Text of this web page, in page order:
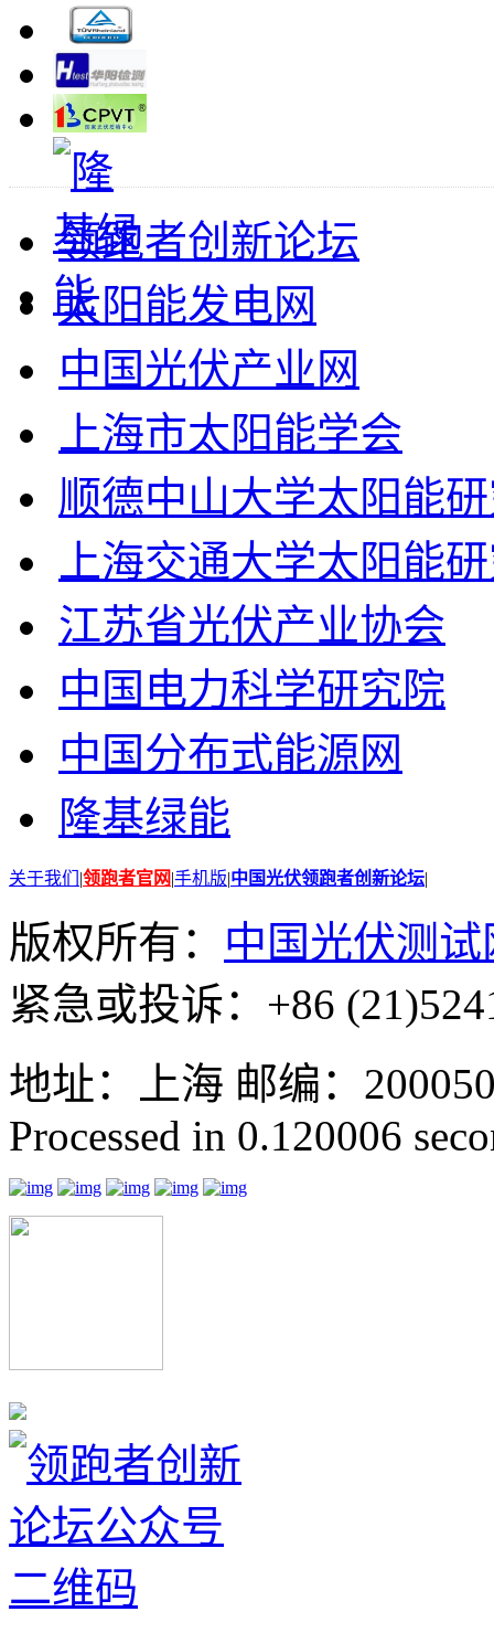
领跑者创新论坛
太阳能发电网
中国光伏产业网
上海市太阳能学会
顺德中山大学太阳能
上海交通大学太阳能
江苏省光伏产业协会
中国电力科学研究院
中国分布式能源网
隆基绿能
关于我们 |领跑者官网|手机版|中国光伏领跑者创新论坛|
版权所有： 中国光伏测试
紧急或投诉：+86
地址：上海 邮编：
Processed in 0.120006